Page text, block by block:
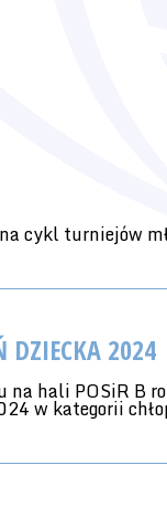
cykl turniejów
DZIECKA 2024
hali POSiR B
w kategorii